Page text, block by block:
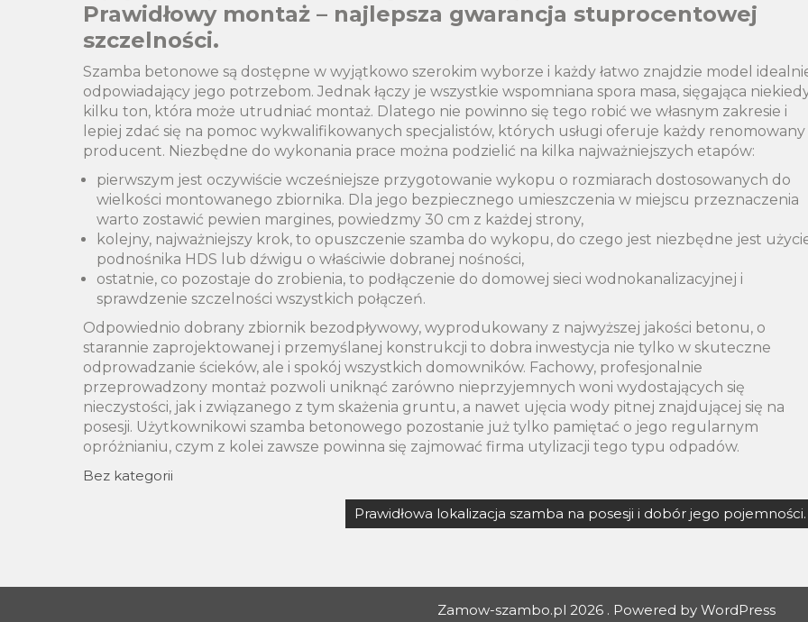
Prawidłowy montaż – najlepsza gwarancja stuprocentowej
szczelności.
Szamba betonowe są dostępne w wyjątkowo szerokim wyborze i każdy łatwo znajdzie model
odpowiadający jego potrzebom. Jednak łączy je wszystkie wspomniana spora masa, sięgająca
kilku ton, która może utrudniać montaż. Dlatego nie powinno się tego robić we własnym zakresie i
lepiej zdać się na pomoc wykwalifikowanych specjalistów, których usługi oferuje każdy renomowany
producent. Niezbędne do wykonania prace można podzielić na kilka najważniejszych etapów:
pierwszym jest oczywiście wcześniejsze przygotowanie wykopu o rozmiarach dostosowanych do
wielkości montowanego zbiornika. Dla jego bezpiecznego umieszczenia w miejscu przeznaczenia
warto zostawić pewien margines, powiedzmy 30 cm z każdej strony,
kolejny, najważniejszy krok, to opuszczenie szamba do wykopu, do czego jest niezbędne jest
podnośnika HDS lub dźwigu o właściwie dobranej nośności,
ostatnie, co pozostaje do zrobienia, to podłączenie do domowej sieci wodnokanalizacyjnej i
sprawdzenie szczelności wszystkich połączeń.
Odpowiednio dobrany zbiornik bezodpływowy, wyprodukowany z najwyższej jakości betonu, o
starannie zaprojektowanej i przemyślanej konstrukcji to dobra inwestycja nie tylko w skuteczne
odprowadzanie ścieków, ale i spokój wszystkich domowników. Fachowy, profesjonalnie
przeprowadzony montaż pozwoli uniknąć zarówno nieprzyjemnych woni wydostających się
nieczystości, jak i związanego z tym skażenia gruntu, a nawet ujęcia wody pitnej znajdującej się na
posesji. Użytkownikowi szamba betonowego pozostanie już tylko pamiętać o jego regularnym
opróżnianiu, czym z kolei zawsze powinna się zajmować firma utylizacji tego typu odpadów.
Bez kategorii
Prawidłowa lokalizacja szamba na posesji i dobór jego pojemności.
Zamow-szambo.pl 2026 . Powered by WordPress